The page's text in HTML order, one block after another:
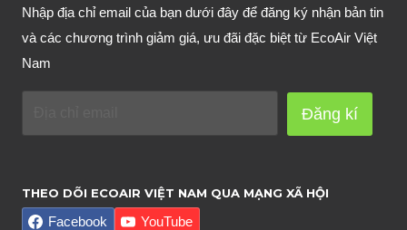
Nhập địa chỉ email của bạn dưới đây để đăng ký nhận bản tin
và các chương trình giảm giá, ưu đãi đặc biệt từ EcoAir Việt
Nam
Đăng kí
THEO DÕI ECOAIR VIỆT NAM QUA MẠNG XÃ HỘI
Facebook YouTube